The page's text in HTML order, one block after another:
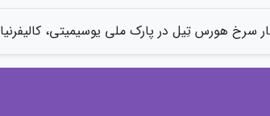
سرخ هورس تِیل در پارک ملی یوسیمیتی، کالیفرنیا